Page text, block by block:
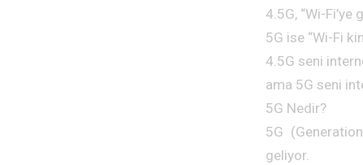
4.5G, “Wi-
5G ise “Wi-Fi
4.5G seni
ama 5G seni
5G Nedir?
5G
geliyor.